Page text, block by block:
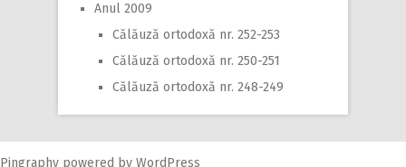
Anul 2009
Călăuză ortodoxă nr. 252-253
Călăuză ortodoxă nr. 250-251
Călăuză ortodoxă nr. 248-249
Pingraphy powered by WordPress